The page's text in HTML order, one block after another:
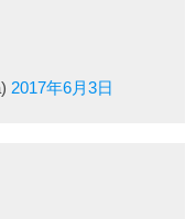
2017年6月3日